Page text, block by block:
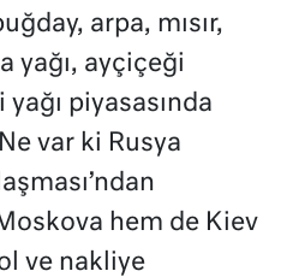
arpa, mısır,
yağı, ayçiçeği
piyasasında
var ki Rusya
hem de Kiev
ve nakliye